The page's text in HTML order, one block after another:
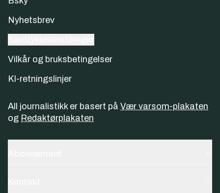
Nyhetsbrev
Vilkår og bruksbetingelser
KI-retningslinjer
All journalistikk er basert på Vær varsom-plakaten
og Redaktørplakaten